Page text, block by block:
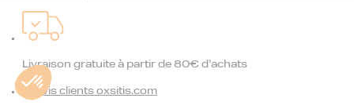
Livraison gratuite à partir de 80€ d’achats